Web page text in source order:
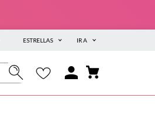
ESTRELLAS IR A